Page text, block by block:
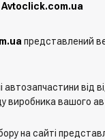
Avtoclick.com.ua
представлений
від
виробника вашого
на сайті